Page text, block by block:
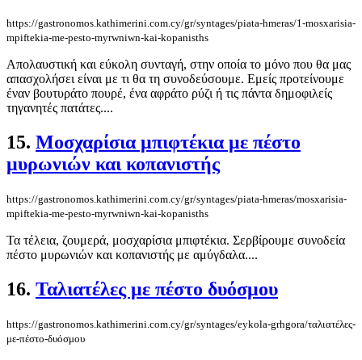
https://gastronomos.kathimerini.com.cy/gr/syntages/piata-hmeras/1-mosxarisia-
mpiftekia-me-pesto-myrwniwn-kai-kopanisths
Απολαυστική και εύκολη συνταγή, στην οποία το μόνο που θα μας
απασχολήσει είναι με τι θα τη συνοδεύσουμε. Εμείς προτείνουμε
έναν βουτυράτο πουρέ, ένα αφράτο ρύζι ή τις πάντα δημοφιλείς
τηγανητές πατάτες....
15. Μοσχαρίσια μπιφτέκια με πέστο
μυρωνιών και κοπανιστής
https://gastronomos.kathimerini.com.cy/gr/syntages/piata-hmeras/mosxarisia-
mpiftekia-me-pesto-myrwniwn-kai-kopanisths
Τα τέλεια, ζουμερά, μοσχαρίσια μπιφτέκια. Σερβίρουμε συνοδεία
πέστο μυρωνιών και κοπανιστής με αμύγδαλα....
16. Ταλιατέλες με πέστο δυόσμου
https://gastronomos.kathimerini.com.cy/gr/syntages/eykola-grhgora/ταλιατέλες-
με-πέστο-δυόσμου